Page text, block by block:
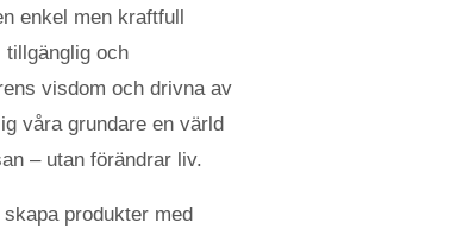
enkel men kraftfull
och
visdom och drivna av
våra grundare en värld
– utan förändrar liv.
produkter med